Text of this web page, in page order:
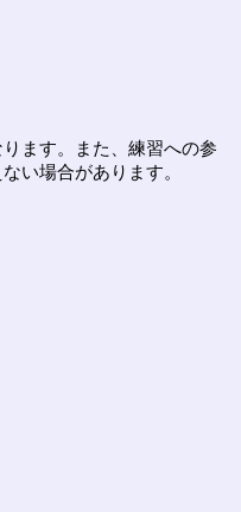
ます。また、練習への参
い場合があります。